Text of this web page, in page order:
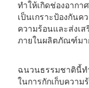
ทำให้เกิดช่องอาก
เป็นเกราะป้องกัน
ความร้อนและส่งเ
ภายในผลิตภัณฑ์มา
ฉนวนธรรมชาตินี้ท
ในการกักเก็บความ